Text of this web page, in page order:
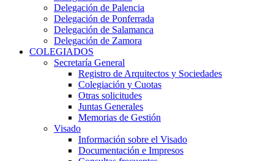
Delegación de Palencia
Delegación de Ponferrada
Delegación de Salamanca
Delegación de Zamora
COLEGIADOS
Secretaría General
Registro de Arquitectos y Sociedades
Colegiación y Cuotas
Otras solicitudes
Juntas Generales
Memorias de Gestión
Visado
Información sobre el Visado
Documentación e Impresos